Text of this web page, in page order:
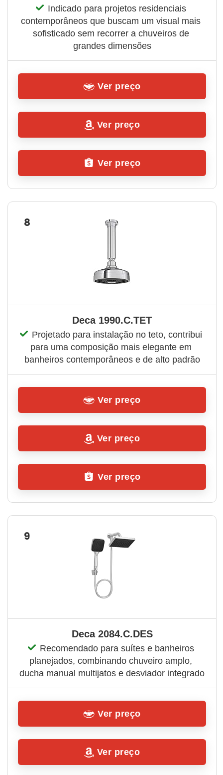
Indicado para projetos residenciais
contemporâneos que buscam um visual mais
sofisticado sem recorrer a chuveiros de
grandes dimensões
Ver preço
Ver preço
Ver preço
8
Deca 1990.C.TET
Projetado para instalação no teto, contribui
para uma composição mais elegante em
banheiros contemporâneos e de alto padrão
Ver preço
Ver preço
Ver preço
9
Deca 2084.C.DES
Recomendado para suítes e banheiros
planejados, combinando chuveiro amplo,
ducha manual multijatos e desviador integrado
Ver preço
Ver preço